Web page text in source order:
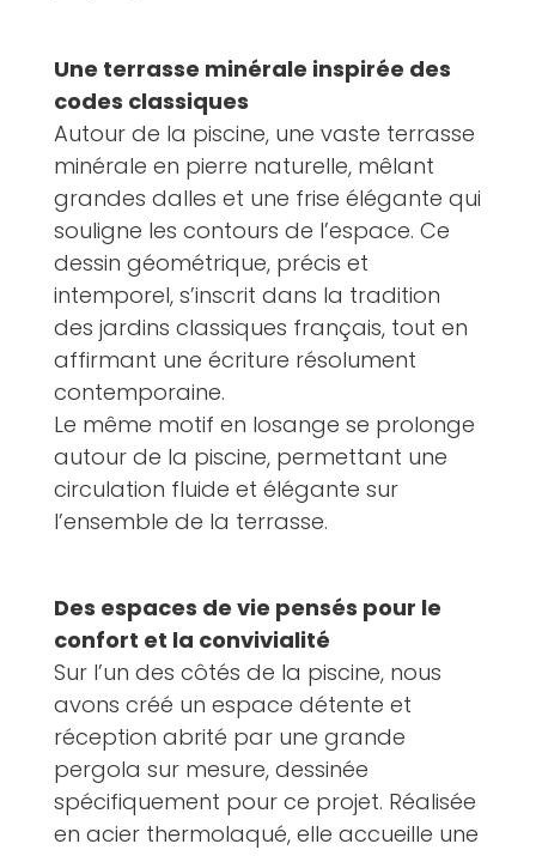
Une terrasse minérale inspirée des
codes classiques
Autour de la piscine, une vaste terrasse
minérale en pierre naturelle, mêlant
grandes dalles et une frise élégante qui
souligne les contours de l’espace. Ce
dessin géométrique, précis et
intemporel, s’inscrit dans la tradition
des jardins classiques français, tout en
affirmant une écriture résolument
contemporaine.
Le même motif en losange se prolonge
autour de la piscine, permettant une
circulation fluide et élégante sur
l’ensemble de la terrasse.
Des espaces de vie pensés pour le
confort et la convivialité
Sur l’un des côtés de la piscine, nous
avons créé un espace détente et
réception abrité par une grande
pergola sur mesure, dessinée
spécifiquement pour ce projet. Réalisée
en acier thermolaqué, elle accueille une